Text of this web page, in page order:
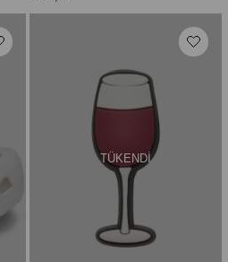
TÜKENDI